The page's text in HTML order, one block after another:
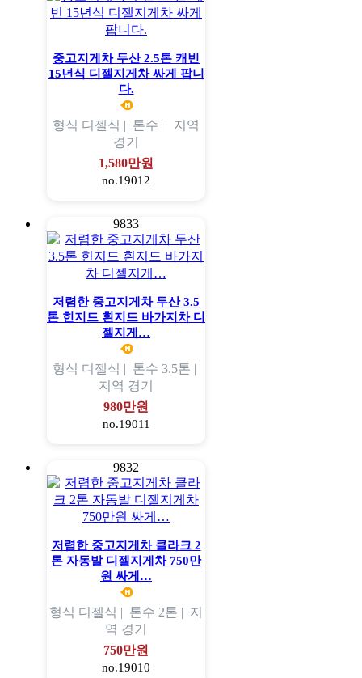
중고지게차 두산 2.5톤 캐빈
15년식 디젤지게차 싸게 팝니
다.
형식 디젤식 | 톤수 | 지역
경기
1,580만원
no.19012
9833
저렴한 중고지게차 두산 3.5
톤 힌지드 흰지드 바가지차 디
젤지게…
형식 디젤식 | 톤수 3.5톤 |
지역 경기
980만원
no.19011
9832
저렴한 중고지게차 클라크 2
톤 자동발 디젤지게차 750만
원 싸게…
형식 디젤식 | 톤수 2톤 | 지
역 경기
750만원
no.19010